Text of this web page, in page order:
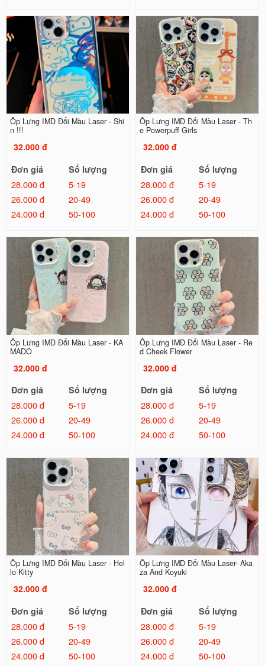
Ốp Lưng IMD Đổi Màu Laser - Shi
n !!!
32.000 đ
Đơn giá
Số lượng
28.000 đ
5-19
26.000 đ
20-49
24.000 đ
50-100
Ốp Lưng IMD Đổi Màu Laser - Th
e Powerpuff Girls
32.000 đ
Đơn giá
Số lượng
28.000 đ
5-19
26.000 đ
20-49
24.000 đ
50-100
Ốp Lưng IMD Đổi Màu Laser - KA
MADO
32.000 đ
Đơn giá
Số lượng
28.000 đ
5-19
26.000 đ
20-49
24.000 đ
50-100
Ốp Lưng IMD Đổi Màu Laser - Re
d Cheek Flower
32.000 đ
Đơn giá
Số lượng
28.000 đ
5-19
26.000 đ
20-49
24.000 đ
50-100
Ốp Lưng IMD Đổi Màu Laser - Hel
lo Kitty
32.000 đ
Đơn giá
Số lượng
28.000 đ
5-19
26.000 đ
20-49
24.000 đ
50-100
Ốp Lưng IMD Đổi Màu Laser- Aka
za And Koyuki
32.000 đ
Đơn giá
Số lượng
28.000 đ
5-19
26.000 đ
20-49
24.000 đ
50-100